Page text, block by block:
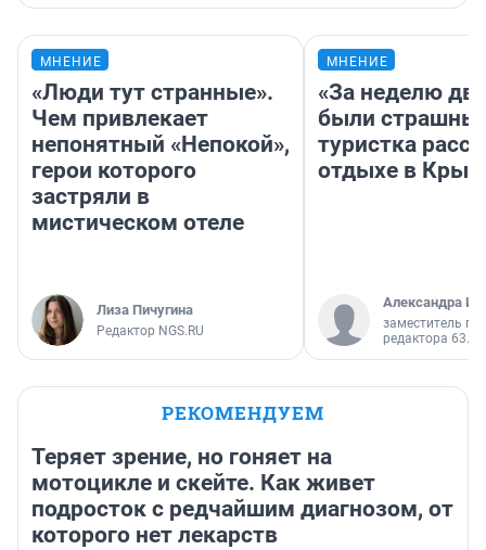
МНЕНИЕ
«Люди тут странные».
Чем привлекает
непонятный «Непокой»,
герои которого
застряли в
мистическом отеле
Лиза Пичугина
Редактор NGS.RU
МНЕНИЕ
«За неделю
были
туристка
отдыхе в
Александра
заместитель
редактора 63.RU
РЕКОМЕНДУЕМ
Теряет зрение, но гоняет на
мотоцикле и скейте. Как живет
подросток с редчайшим диагнозом, от
которого нет лекарств